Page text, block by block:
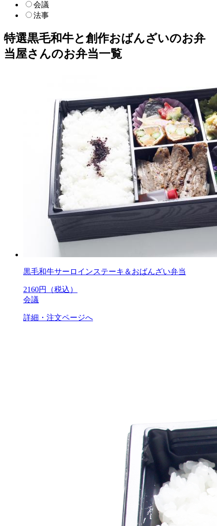
会議
法事
特選黒毛和牛と創作おばんざいのお弁
当屋さんのお弁当一覧
黒毛和牛サーロインステーキ＆おばんざい弁当
2160円（税込）
会議
詳細・注文ページへ